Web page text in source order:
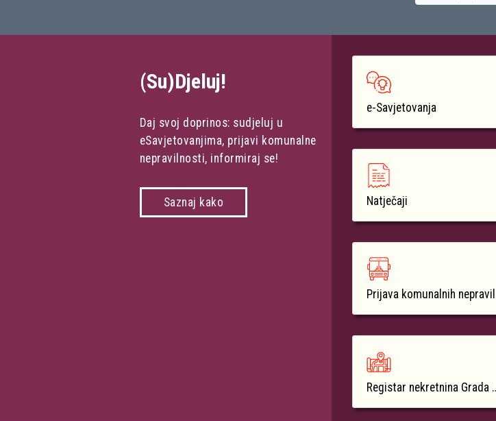
(Su)Djeluj!
Daj svoj doprinos: sudjeluj u
eSavjetovanjima, prijavi komunalne
nepravilnosti, informiraj se!
Saznaj kako
e-Savjetovanja
Natječaji
Prijava komunalnih nepravilnosti
Registar nekretnina Grada Krka